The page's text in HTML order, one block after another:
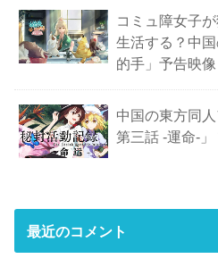
コミュ障女子
生活する？中
的手」予告映像
中国の東方同
第三話 -運命-
最近のコメント